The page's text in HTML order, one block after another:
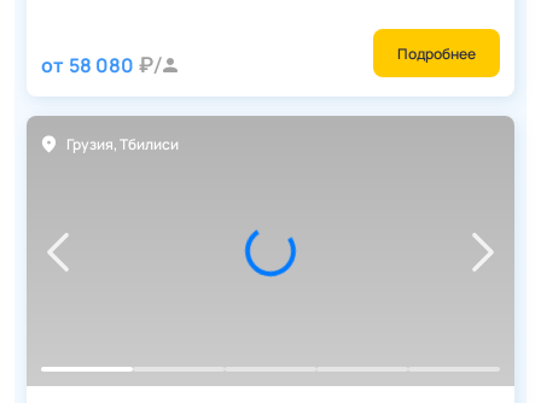
от 58 080 Подробнее
Грузия,Тбилиси